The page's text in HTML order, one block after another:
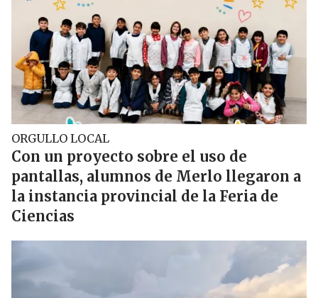
ORGULLO LOCAL
Con un proyecto sobre el uso de
pantallas, alumnos de Merlo llegaron a
la instancia provincial de la Feria de
Ciencias